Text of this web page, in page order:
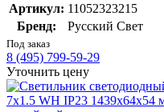
Артикул: 11052323215
Бренд:
Русский Свет
Под заказ
8 (495) 799-59-29
Уточнить цену